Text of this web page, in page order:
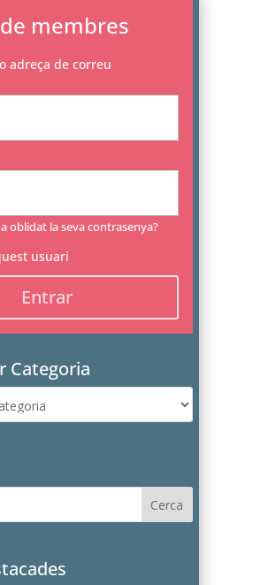
membres
adreça de correu
oblidat la seva contrasenya?
usuari
Categoria